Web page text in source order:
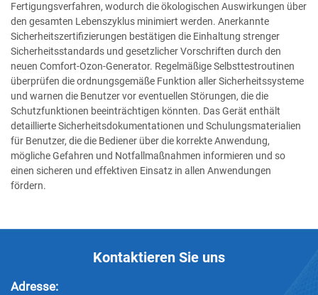
Fertigungsverfahren, wodurch die ökologischen Auswirkungen über
den gesamten Lebenszyklus minimiert werden. Anerkannte
Sicherheitszertifizierungen bestätigen die Einhaltung strenger
Sicherheitsstandards und gesetzlicher Vorschriften durch den
neuen Comfort-Ozon-Generator. Regelmäßige Selbsttestroutinen
überprüfen die ordnungsgemäße Funktion aller Sicherheitssysteme
und warnen die Benutzer vor eventuellen Störungen, die die
Schutzfunktionen beeinträchtigen könnten. Das Gerät enthält
detaillierte Sicherheitsdokumentationen und Schulungsmaterialien
für Benutzer, die die Bediener über die korrekte Anwendung,
mögliche Gefahren und Notfallmaßnahmen informieren und so
einen sicheren und effektiven Einsatz in allen Anwendungen
fördern.
Kontaktieren Sie uns
Adresse: